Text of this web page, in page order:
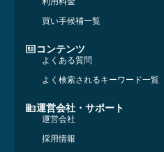
買い手候補一覧
コンテンツ
よくある質問
よく検索されるキーワード一覧
運営会社・サポート
運営会社
採用情報